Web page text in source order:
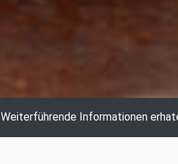
Weiterführende Informationen